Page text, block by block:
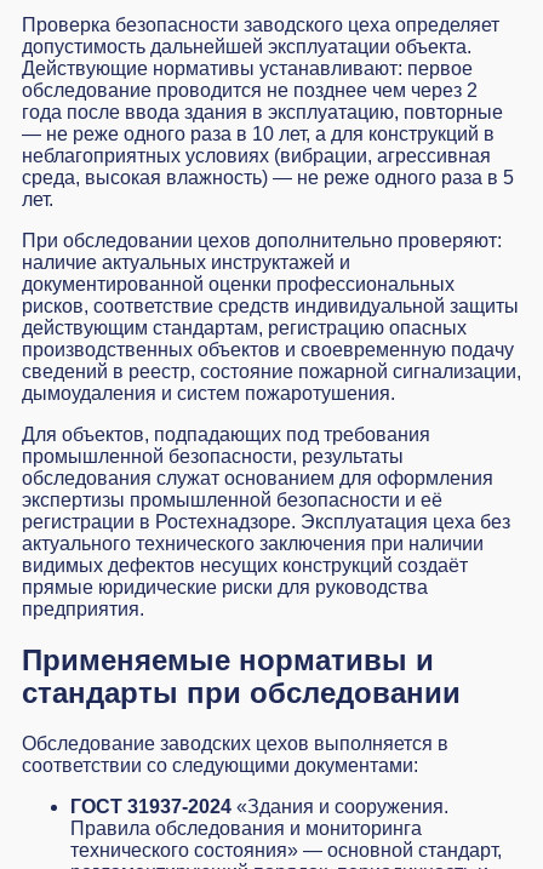
Проверка безопасности заводского цеха определяет
допустимость дальнейшей эксплуатации объекта.
Действующие нормативы устанавливают: первое
обследование проводится не позднее чем через 2
года после ввода здания в эксплуатацию, повторные
— не реже одного раза в 10 лет, а для конструкций в
неблагоприятных условиях (вибрации, агрессивная
среда, высокая влажность) — не реже одного раза в 5
лет.
При обследовании цехов дополнительно проверяют:
наличие актуальных инструктажей и
документированной оценки профессиональных
рисков, соответствие средств индивидуальной защиты
действующим стандартам, регистрацию опасных
производственных объектов и своевременную подачу
сведений в реестр, состояние пожарной сигнализации,
дымоудаления и систем пожаротушения.
Для объектов, подпадающих под требования
промышленной безопасности, результаты
обследования служат основанием для оформления
экспертизы промышленной безопасности и её
регистрации в Ростехнадзоре. Эксплуатация цеха без
актуального технического заключения при наличии
видимых дефектов несущих конструкций создаёт
прямые юридические риски для руководства
предприятия.
Применяемые нормативы и
стандарты при обследовании
Обследование заводских цехов выполняется в
соответствии со следующими документами:
ГОСТ 31937-2024«Здания и сооружения.
Правила обследования и мониторинга
технического состояния» — основной стандарт,